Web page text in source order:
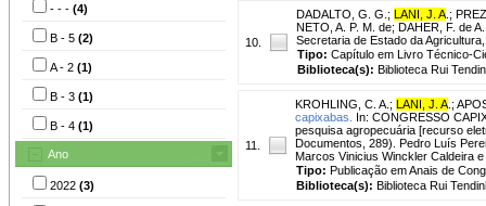
- - - (4)
B - 5 (2)
A - 2 (1)
B - 3 (1)
B - 4 (1)
Ano
2022 (3)
10.
DADALTO, G. G. ; LANI, J. A ;
NETO, A. P. M. de; DAHER, F. de
Secretaria de Estado da
Tipo: Capítulo em Livro Técnico-
Biblioteca(s): Biblioteca Rui
11.
KROHLING, C. A. ; LANI, J. A ;
capixabas.
In: CONGRESSO
pesquisa agropecuária [recurso
Documentos, 289). Pedro Luís
Marcos Vinicius Winckler Caldeira
Tipo: Publicação em Anais de
Biblioteca(s): Biblioteca Rui